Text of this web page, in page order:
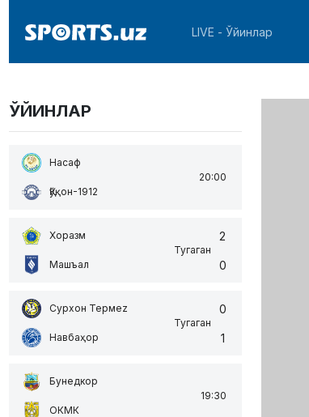
LIVE - Ўйинлар
ЎЙИНЛАР
Насаф
Қўқон-1912
20:00
Хоразм
Машъал
Тугаган
2
0
Сурхон Термеz
Навбаҳор
Тугаган
0
1
Бунедкор
ОКМК
19:30